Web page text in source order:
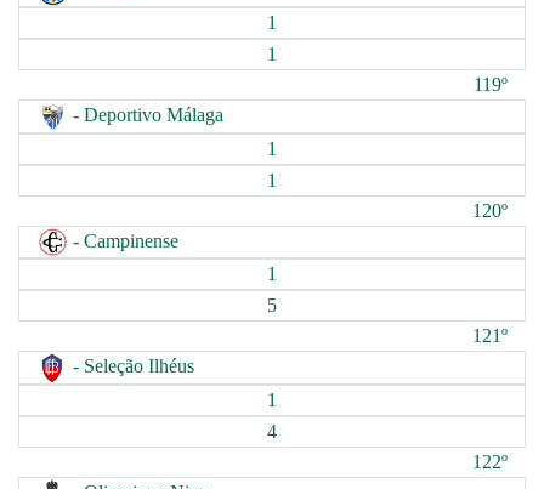
1
1
119º
- Deportivo Málaga
1
1
120º
- Campinense
1
5
121º
- Seleção Ilhéus
1
4
122º